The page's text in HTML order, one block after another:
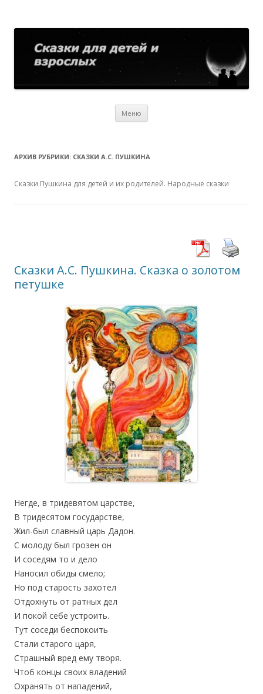
Меню
АРХИВ РУБРИКИ: СКАЗКИ А.С. ПУШКИНА
Сказки Пушкина для детей и их родителей. Народные сказки
Сказки А.С. Пушкина. Сказка о золотом
петушке
Негде, в тридевятом царстве,
В тридесятом государстве,
Жил-был славный царь Дадон.
С молоду был грозен он
И соседям то и дело
Наносил обиды смело;
Но под старость захотел
Отдохнуть от ратных дел
И покой себе устроить.
Тут соседи беспокоить
Стали старого царя,
Страшный вред ему творя.
Чтоб концы своих владений
Охранять от нападений,